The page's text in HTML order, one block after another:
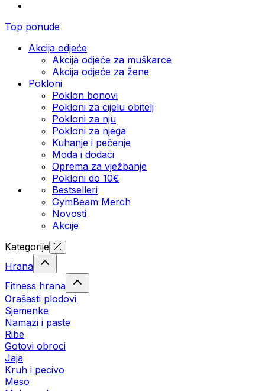
Top ponude
Akcija odjeće
Akcija odjeće za muškarce
Akcija odjeće za žene
Pokloni
Poklon bonovi
Pokloni za cijelu obitelj
Pokloni za nju
Pokloni za njega
Kuhanje i pečenje
Moda i dodaci
Oprema za vježbanje
Pokloni do 10€
Bestselleri
GymBeam Merch
Novosti
Akcije
Kategorije
Hrana
Fitness hrana
Orašasti plodovi
Sjemenke
Namazi i paste
Ribe
Gotovi obroci
Jaja
Kruh i pecivo
Meso